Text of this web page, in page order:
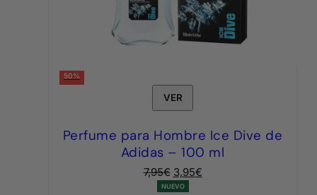
50%
VER
Perfume para Hombre Ice Dive de
Adidas – 100 ml
7,95€ El
precio
3,95€El
NUEVO